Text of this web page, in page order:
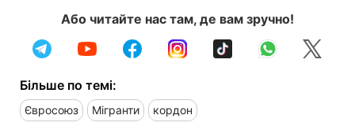
Або читайте нас там, де вам зручно!
Більше по темі:
Євросоюз Мігранти кордон